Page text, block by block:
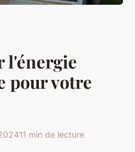
l'énergie
pour votre
11 min de lecture